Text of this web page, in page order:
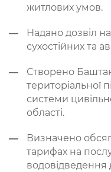
житлових умов.
Надано дозвіл
сухостійних та
Створено
територіальної
системи
області.
Визначено
тарифах на
водовідведення